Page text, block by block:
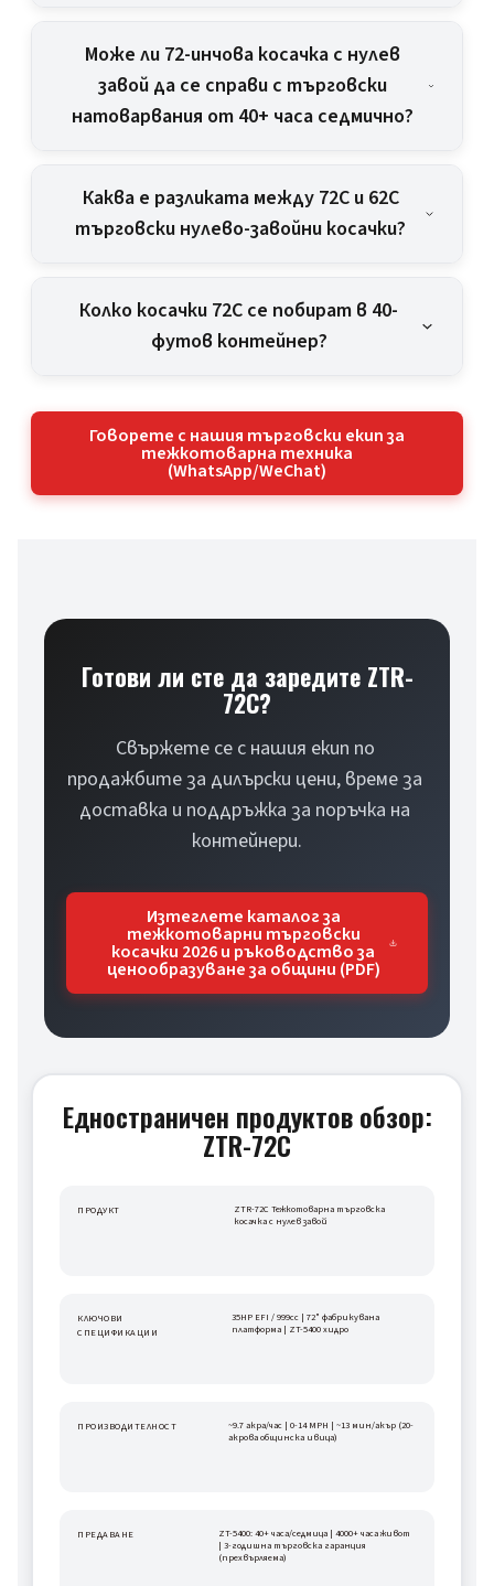
Може ли 72-инчова косачка с нулев
завой да се справи с търговски
натоварвания от 40+ часа седмично?
Каква е разликата между 72C и 62C
търговски нулево-завойни косачки?
Колко косачки 72C се побират в 40-
футов контейнер?
Говорете с нашия търговски екип за
тежкотоварна техника
(WhatsApp/WeChat)
Готови ли сте да заредите ZTR-
72C?
Свържете се с нашия екип по
продажбите за дилърски цени, време за
доставка и поддръжка за поръчка на
контейнери.
Изтеглете каталог за
тежкотоварни търговски
косачки 2026 и ръководство за
ценообразуване за общини (PDF)
Едностраничен продуктов обзор:
ZTR-72C
ПРОДУКТ
ZTR-72C Тежкотоварна търговска
косачка с нулев завой
КЛЮЧОВИ
СПЕЦИФИКАЦИИ
35HP EFI / 999cc | 72" фабрикувана
платформа | ZT-5400 хидро
ПРОИЗВОДИТЕЛНОСТ
~9.7 акра/час | 0-14 MPH | ~13 мин/акър (20-
акрова общинска ивица)
ПРЕДАВАНЕ
ZT-5400: 40+ часа/седмица | 4000+ часа живот
| 3-годишна търговска гаранция
(прехвърляема)